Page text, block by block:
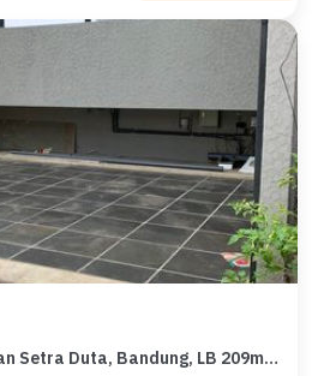
Rumah Mewah di Kawasan Setra Duta, Bandung, LB 209m², Harga 6,5 Miliar